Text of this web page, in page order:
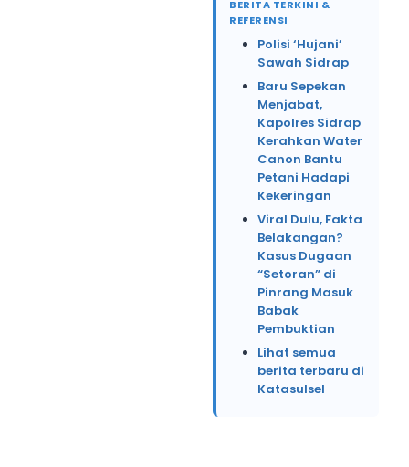
BERITA TERKINI &
REFERENSI
Polisi ‘Hujani’
Sawah Sidrap
Baru Sepekan
Menjabat,
Kapolres Sidrap
Kerahkan Water
Canon Bantu
Petani Hadapi
Kekeringan
Viral Dulu, Fakta
Belakangan?
Kasus Dugaan
“Setoran” di
Pinrang Masuk
Babak
Pembuktian
Lihat semua
berita terbaru di
Katasulsel